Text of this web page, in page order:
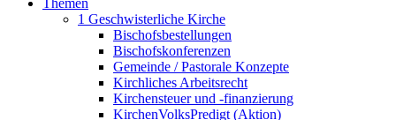
Themen
1 Geschwisterliche Kirche
Bischofsbestellungen
Bischofskonferenzen
Gemeinde / Pastorale Konzepte
Kirchliches Arbeitsrecht
Kirchensteuer und -finanzierung
KirchenVolksPredigt (Aktion)